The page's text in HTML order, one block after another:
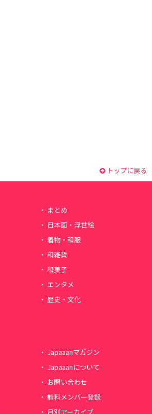
トップに戻る
まとめ
日本画・浮世絵
着物・和服
和雑貨
和菓子
エンタメ
歴史・文化
Japaaanマガジン
Japaaanについて
お問い合わせ
無料メンバー登録
月別アーカイブ